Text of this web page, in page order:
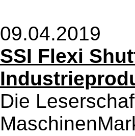
09.04.2019
SSI Flexi
Die